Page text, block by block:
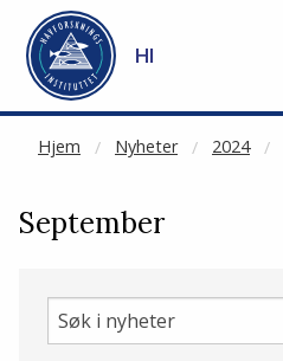
Gå til hovedinnhold
HI
Hjem Nyheter 2024
NOT CACHED
September
Søk
i